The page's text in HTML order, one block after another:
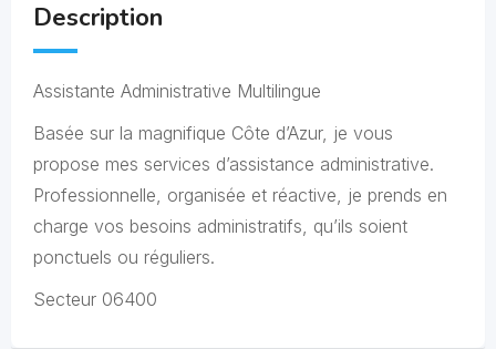
Description
Assistante Administrative Multilingue
Basée sur la magnifique Côte d’Azur, je vous
propose mes services d’assistance administrative.
Professionnelle, organisée et réactive, je prends en
charge vos besoins administratifs, qu’ils soient
ponctuels ou réguliers.
Secteur 06400